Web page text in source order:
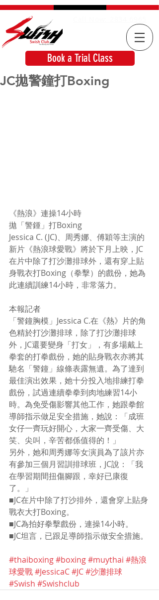
Book a Trial Class
JC拋警鐘打Boxing
《熱浪》連操14小時
拋「警鍾」打Boxing
Jessica C. (JC)、周秀娜、傅穎等主演的
新片《熱浪球愛戰》將於下月上映，JC
在片中除了打沙灘排球外，還有穿上貼
身戰衣打Boxing（拳擊）的戲份，她為
此連續訓練14小時，非常落力。
本報記者
「警鐘胸模」Jessica C.在《熱》片的角
色精於打沙灘排球，除了打沙灘排球
外，JC還要變身「打女」，有多場戴上
拳套的打拳戲份，她的貼身戰衣亦將其
馳名「警鐘」線條表露無遺。為了達到
最佳演出效果，她十分投入地排練打拳
戲份，試過連續拳拳到肉地練習14小
時。為免受傷影響其他工作，她跟拳館
導師指示做足安全措施，她說：「成班
女仔一齊玩好開心，大家一齊受傷、大
笑、尖叫，辛苦都係值得的！」
另外，她和周秀娜等女演員為了該片亦
有參加三個月習訓排球班，JC說：「我
在學習期間扭傷腳跟，幸好已康復
了。」
■JC在片中除了打沙排外，還會穿上貼身
戰衣大打Boxing。
■JC為拍好拳擊戲份，連操14小時。
■JC坦言，已跟足導師指示做安全措施。
#thaiboxing#boxing#muythai #熱浪
球愛戰#JessicaC#JC#沙灘排球
#Swish #Swishclub